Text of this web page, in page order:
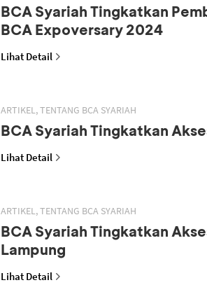
BCA Syariah Tingkatkan
BCA Expoversary 2024
Lihat Detail
ARTIKEL, TENTANG BCA SYARIAH
BCA Syariah Tingkatkan
Lihat Detail
ARTIKEL, TENTANG BCA SYARIAH
BCA Syariah Tingkatkan
Lampung
Lihat Detail